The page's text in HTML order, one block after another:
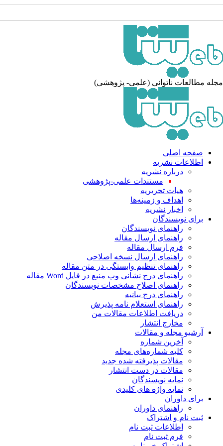
مطالعات ناتوانی (علمی- پژوهشی)
صفحه اصلی
اطلاعات نشریه
درباره نشریه
مستندات علمی-پژوهشی
هیات تحریریه
اهداف و زمینه‌ها
اخبار نشریه
برای نویسندگان
راهنمای نویسندگان
راهنمای ارسال مقاله
فرم ارسال مقاله
راهنمای ارسال نسخه اصلاحی
راهنمای تنظیم وابستگی در متن مقاله
راهنمای درج نشانی وب منبع در فایل Word مقاله
راهنمای اصلاح مشخصات نویسندگان
راهنمای درج بیانیه
راهنمای استعلام نامه پذیرش
دریافت اطلاعات مقالات من
مخارج انتشار
آرشیو مجله و مقالات
آخرین شماره
کلیه شماره‌های مجله
مقالات پذیرفته شده جدید
مقالات در دست انتشار
نمایه نویسندگان
نمایه واژه های کلیدی
برای داوران
راهنمای داوران
ثبت نام و اشتراک
اطلاعات ثبت نام
فرم ثبت نام